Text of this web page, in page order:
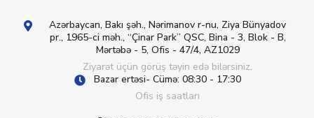
Azərbaycan, Bakı şəh., Nərimanov r-nu, Ziya Bünyadov
pr., 1965-ci məh., “Çinar Park” QSC, Bina - 3, Blok - B,
Mərtəbə - 5, Ofis - 47/4, AZ1029
Ziyarət üçün görüş təyin edə bilərsiniz.
Bazar ertəsi- Cümə: 08:30 - 17:30
Ofis iş saatları